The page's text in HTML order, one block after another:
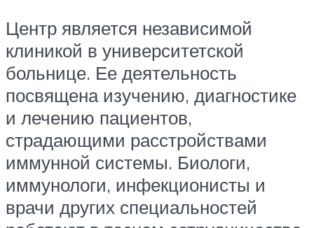
Центр является независимой
клиникой в университетской
больнице. Ее деятельность
посвящена изучению, диагностике
и лечению пациентов,
страдающими расстройствами
иммунной системы. Биологи,
иммунологи, инфекционисты и
врачи других специальностей